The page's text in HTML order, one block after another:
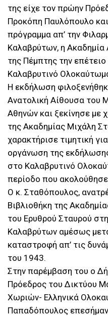
της είχε τον πρώην
Προκόπη Παυλόπουλο
πρόγραμμα απ’ την
Καλαβρύτων, η
της Πέμπτης την
Καλαβρυτινό
Η εκδήλωση
Ανατολική Αίθουσα του
Αθηνών και ξεκίνησε με
της Ακαδημίας Μιχάλη
χαρακτήρισε τιμητική
οργάνωση της
στο Καλαβρυτινό
περίοδο που
Ο κ. Σταθόπουλος,
Βιβλιοθήκη της
του Ερυθρού Σταυρού
Καλαβρύτων αμέσως
καταστροφή απ’ τις
του 1943.
Στην παρέμβαση του ο
Πρόεδρος του Δικτύου
Χωριών- Ελληνικά
Παπαδόπουλος